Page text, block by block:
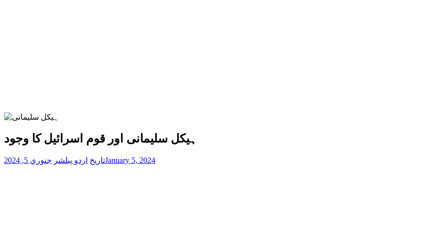
ہیکل سلیمانی اور قوم اسرائیل کا وجود
تاریخ اردو پبلشر جنوري 5, 2024 January 5, 2024